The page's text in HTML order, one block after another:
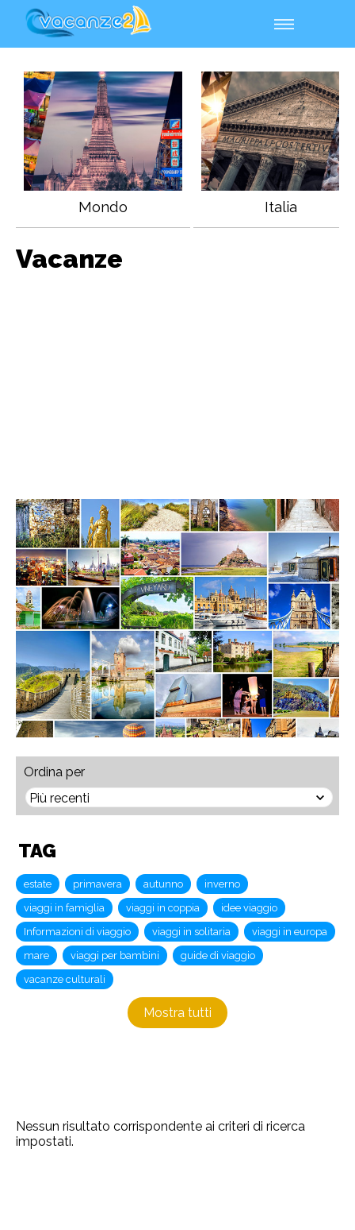
Mondo Italia
Vacanze
Ordina per
TAG
estate primavera autunno
inverno
viaggi in famiglia
viaggi in coppia
idee viaggio
Informazioni di viaggio
viaggi in solitaria
viaggi in europa
mare
viaggi per bambini
guide di viaggio
vacanze culturali
Mostra tutti
Nessun risultato corrispondente ai criteri di ricerca
impostati.